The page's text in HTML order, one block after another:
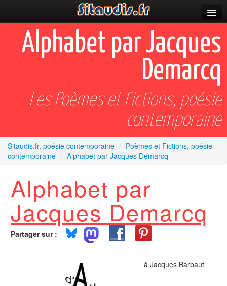
Parutions
Incitations
Apparitions
Célébrations
Prescriptions
Plus
Alphabet par Jacques
Demarcq
Les Poèmes et Fictions, poésie
contemporaine
Sitaudis.fr, poésie contemporaine / Poèmes et Fictions, poésie
contemporaine / Alphabet par Jacques Demarcq
Alphabet par
Jacques Demarcq
Partager sur :
à Jacques Barbaut